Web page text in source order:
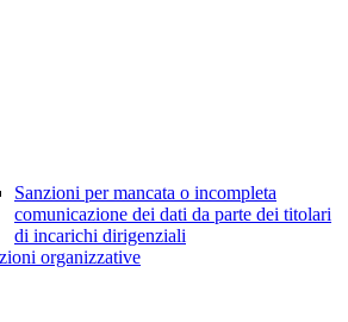
Sanzioni per mancata o incompleta
comunicazione dei dati da parte dei titolari
di incarichi dirigenziali
organizzative